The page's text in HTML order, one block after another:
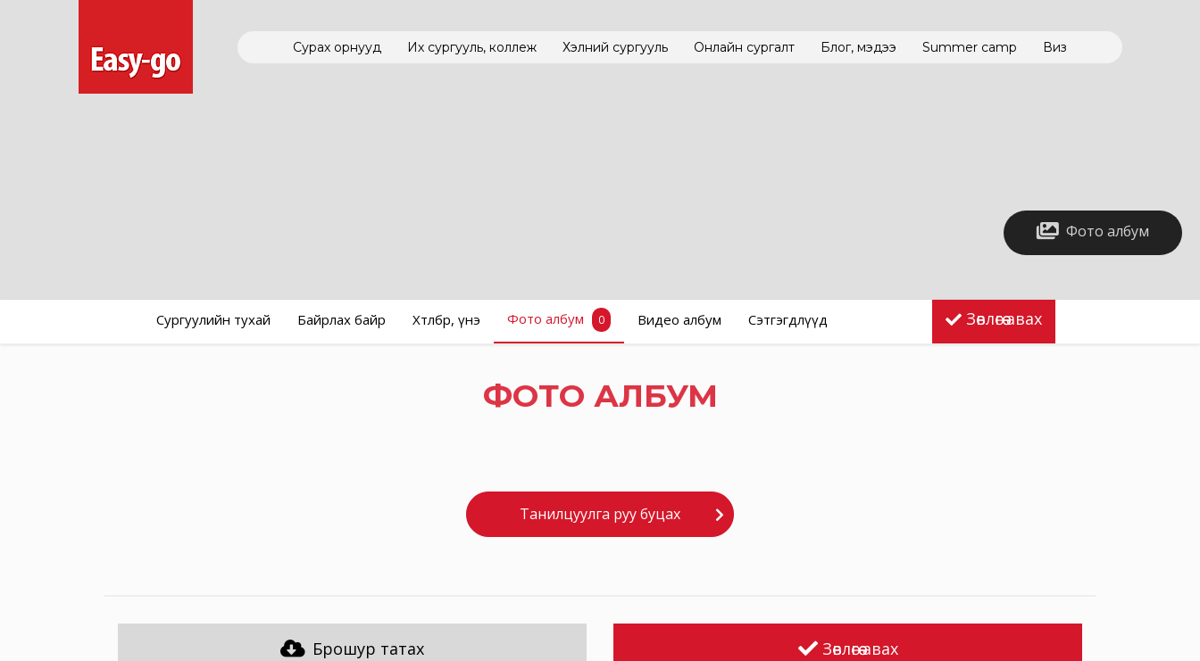
Сурах орнууд Их сургууль, коллеж Хэлний сургууль Онлайн сургалт Блог, мэдээ Summer camp Виз
Фото албум
Сургуулийн тухай Байрлах байр Хөтөлбөр, үнэ Фото албум 0 Видео албум Сэтгэгдлүүд Зөвлөгөө авах
ФОТО АЛБУМ
Танилцуулга руу буцах
Брошур татах Зөвлөгөө авах